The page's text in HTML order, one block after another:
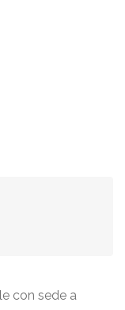
con sede a